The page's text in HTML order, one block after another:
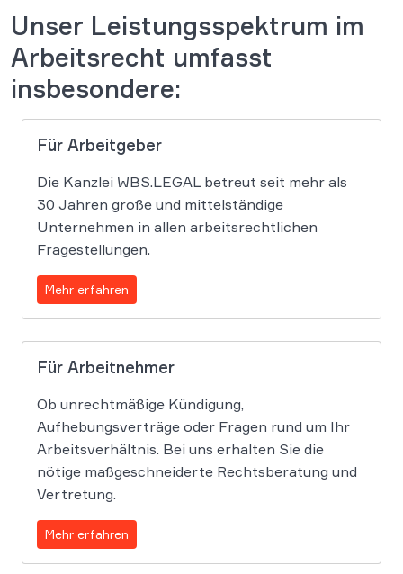
Unser Leistungsspektrum im
Arbeitsrecht umfasst
insbesondere:
Für Arbeitgeber
Die Kanzlei WBS.LEGAL betreut seit mehr als
30 Jahren große und mittelständige
Unternehmen in allen arbeitsrechtlichen
Fragestellungen.
Mehr erfahren
Für Arbeitnehmer
Ob unrechtmäßige Kündigung,
Aufhebungsverträge oder Fragen rund um Ihr
Arbeitsverhältnis. Bei uns erhalten Sie die
nötige maßgeschneiderte Rechtsberatung und
Vertretung.
Mehr erfahren